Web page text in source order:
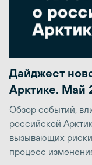
Дайджест
Арктике. Май
Обзор событий,
российской
вызывающих
процесс